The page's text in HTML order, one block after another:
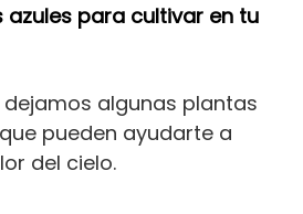
azules para cultivar en tu
algunas plantas
pueden ayudarte a
del cielo.